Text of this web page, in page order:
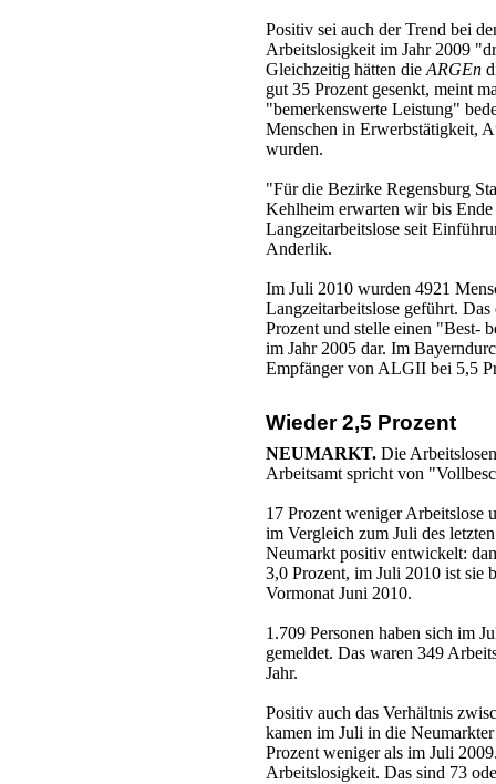
Positiv sei auch der Trend bei
Arbeitslosigkeit im Jahr 2009
Gleichzeitig hätten die ARGEn
gut 35 Prozent gesenkt, meint
"bemerkenswerte Leistung"
Menschen in Erwerbstätigkeit,
wurden.
"Für die Bezirke Regensburg
Kehlheim erwarten wir bis Ende
Langzeitarbeitslose seit
Anderlik.
Im Juli 2010 wurden 4921
Langzeitarbeitslose geführt.
Prozent und stelle einen "Best-
im Jahr 2005 dar. Im
Empfänger von ALGII bei 5,5
Wieder 2,5 Prozent
NEUMARKT. Die
Arbeitsamt spricht von
17 Prozent weniger Arbeitslose
im Vergleich zum Juli des
Neumarkt positiv entwickelt:
3,0 Prozent, im Juli 2010 ist sie
Vormonat Juni 2010.
1.709 Personen haben sich im
gemeldet. Das waren 349
Jahr.
Positiv auch das Verhältnis
kamen im Juli in die
Prozent weniger als im Juli
Arbeitslosigkeit. Das sind 73